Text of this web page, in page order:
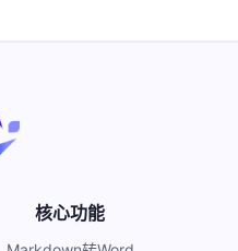
核心功能